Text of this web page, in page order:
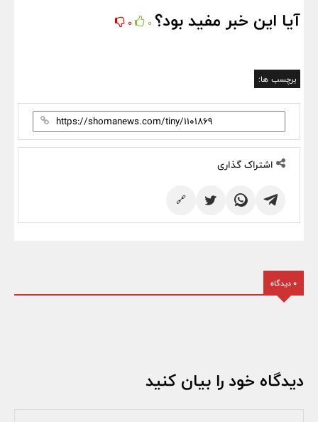
آیا این خبر مفید بود؟ 0
0
برچسب ها:
اشتراک گذاری
🔗
0 دیدگاه
دیدگاه خود را بیان کنید